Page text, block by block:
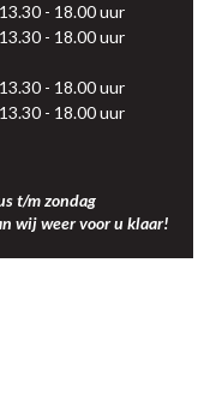
13.30 - 18.00 uur
13.30 - 18.00 uur
13.30 - 18.00 uur
13.30 - 18.00 uur
t/m zondag
wij weer voor u klaar!